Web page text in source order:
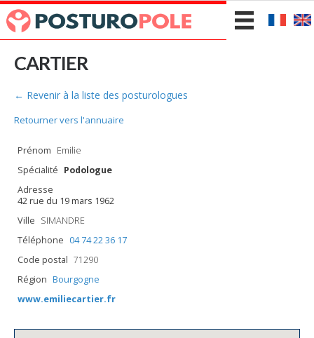
CARTIER
← Revenir à la liste des posturologues
Retourner vers l'annuaire
Prénom Emilie
Spécialité Podologue
Adresse
42 rue du 19 mars 1962
Ville SIMANDRE
Téléphone 04 74 22 36 17
Code postal 71290
Région Bourgogne
www.emiliecartier.fr